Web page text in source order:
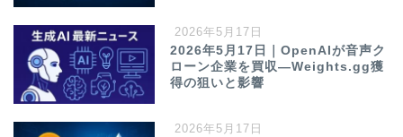
2026年5月17日
2026年5月17日｜OpenAIが音声ク
ローン企業を買収—Weights.gg獲
得の狙いと影響
2026年5月17日